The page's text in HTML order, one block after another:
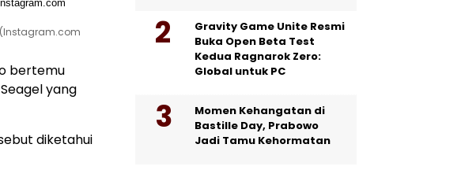
(Instagram.com
bertemu
yang
diketahui
Gravity Game Unite Resmi
Buka Open Beta Test
Kedua Ragnarok Zero:
Global untuk PC
Momen Kehangatan di
Bastille Day, Prabowo
Jadi Tamu Kehormatan